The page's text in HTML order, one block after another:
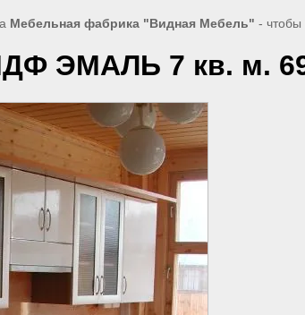
Мебельная фабрика "Видная Мебель" - чтобы
ЭМАЛЬ 7 кв. м.